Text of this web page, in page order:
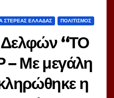
ΣΤΕΡΕΑΣ ΕΛΛΑΔΑΣ ΠΟΛΙΤΙΣΜΟΣ
Δελφών “ΤΟ
Με μεγάλη
η